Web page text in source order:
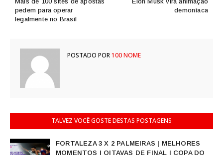
demoníaca
pedem para operar
legalmente no Brasil
POSTADO POR100 NOME
TALVEZ VOCÊ GOSTE DESTAS POSTAGENS
FORTALEZA 3 X 2 PALMEIRAS | MELHORES
MOMENTOS | OITAVAS DE FINAL | COPA DO